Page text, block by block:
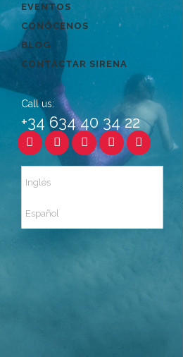
EVENTOS
CONÓCENOS
BLOG
CONTACTAR SIRENA
Call us:
+34 634 40 34 22
Inglés
Español